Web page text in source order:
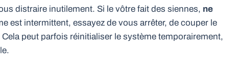
distraire inutilement. Si le vôtre fait des siennes, ne
est intermittent, essayez de vous arrêter, de couper le
peut parfois réinitialiser le système temporairement,